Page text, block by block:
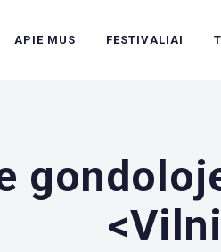
APIE MUS FESTIVALIAI